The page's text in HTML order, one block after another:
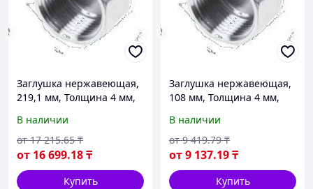
Заглушка нержавеющая,
219,1 мм, Толщина 4 мм,
В наличии
от 16 699.18₸
от 17 215.65 ₸
Купить
Заглушка нержавеющая,
108 мм, Толщина 4 мм,
В наличии
от9 137.19₸
от 9 419.79 ₸
Купить